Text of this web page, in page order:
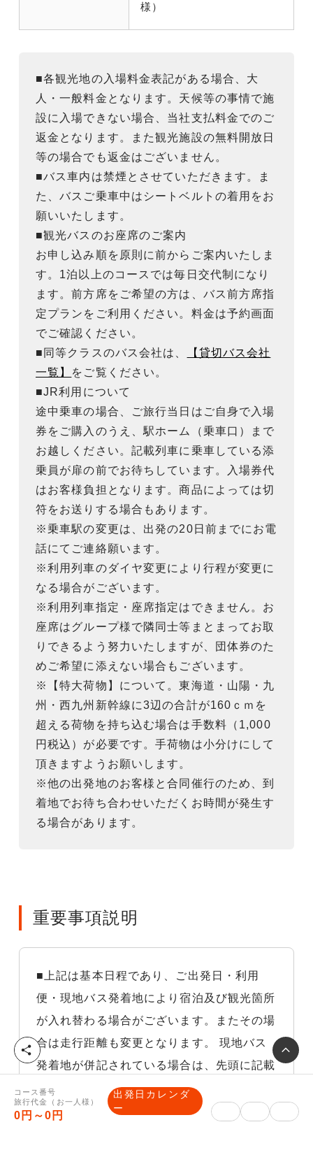
様）
■各観光地の入場料金表記がある場合、大
人・一般料金となります。天候等の事情で施
設に入場できない場合、当社支払料金でのご
返金となります。また観光施設の無料開放日
等の場合でも返金はございません。
■バス車内は禁煙とさせていただきます。ま
た、バスご乗車中はシートベルトの着用をお
願いいたします。
■観光バスのお座席のご案内
お申し込み順を原則に前からご案内いたしま
す。1泊以上のコースでは毎日交代制になり
ます。前方席をご希望の方は、バス前方席指
定プランをご利用ください。料金は予約画面
でご確認ください。
■同等クラスのバス会社は、
【貸切バス会社
一覧】 をご覧ください。
■JR利用について
途中乗車の場合、ご旅行当日はご自身で入場
券をご購入のうえ、駅ホーム（乗車口）まで
お越しください。記載列車に乗車している添
乗員が扉の前でお待ちしています。入場券代
はお客様負担となります。商品によっては切
符をお送りする場合もあります。
※乗車駅の変更は、出発の20日前までにお電
話にてご連絡願います。
※利用列車のダイヤ変更により行程が変更に
なる場合がございます。
※利用列車指定・座席指定はできません。お
座席はグループ様で隣同士等まとまってお取
りできるよう努力いたしますが、団体券のた
めご希望に添えない場合もございます。
※【特大荷物】について。東海道・山陽・九
州・西九州新幹線に3辺の合計が160ｃｍを
超える荷物を持ち込む場合は手数料（1,000
円税込）が必要です。手荷物は小分けにして
頂きますようお願いします。
※他の出発地のお客様と合同催行のため、到
着地でお待ち合わせいただくお時間が発生す
る場合があります。
重要事項説明
■上記は基本日程であり、ご出発日・利用
便・現地バス発着地により宿泊及び観光箇所
が入れ替わる場合がございます。またその場
合は走行距離も変更となります。 現地バス
発着地が併記されている場合は、先頭に記載
されている地点からの距離を表記しておりま
す。
コース番号
旅行代金（お一人様）
0円～0円
出発日カレンダ
ー
シ
ェ
ア